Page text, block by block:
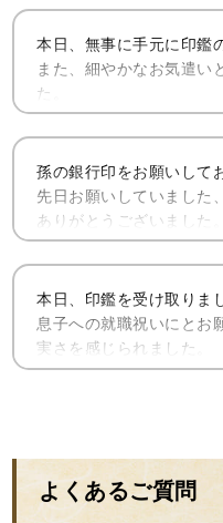
本日、無事に手元に印鑑
また、細やかなお気遣い
た。
本当に素敵で、一生大切
しい出来ばえでした。あ
印鑑が届き、祝福してい
感が湧き、すごく幸せな
こちらにお願いして本当
ありがとうございました
また、 お願いなのですが
認印の作成もこちらで是
依頼させていただいても
孫の銀行印をお願いして
先日お願いしていました
ありがとうございました。
早速、お祝いとして渡し
娘たちも喜んでくれまし
でした。
初めは、インターネット
が、何度もメールをいた
今後、二人目三人目の孫
いしようと決めています。
本日、印鑑を受け取りま
息子への就職祝いにとお
実さを感じられました。
心を込めておくつり頂い
開運銀行印
よくあるご質問